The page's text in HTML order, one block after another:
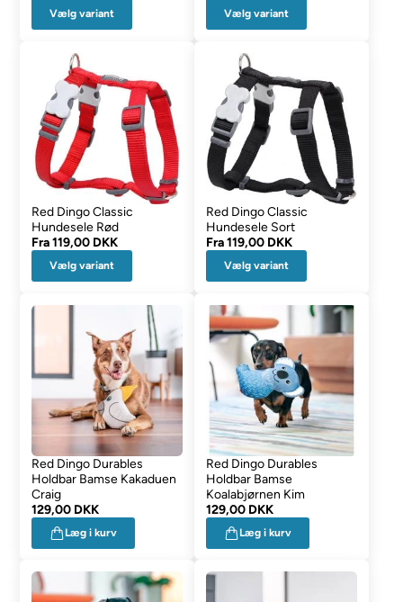
Vælg variant Vælg variant
Red Dingo Classic
Hundesele Rød
Fra119,00 DKK
Vælg variant
Red Dingo Classic
Hundesele Sort
Fra119,00 DKK
Vælg variant
Red Dingo Durables
Holdbar Bamse Kakaduen
Craig
129,00 DKK
Læg i kurv
Red Dingo Durables
Holdbar Bamse
Koalabjørnen Kim
129,00 DKK
Læg i kurv